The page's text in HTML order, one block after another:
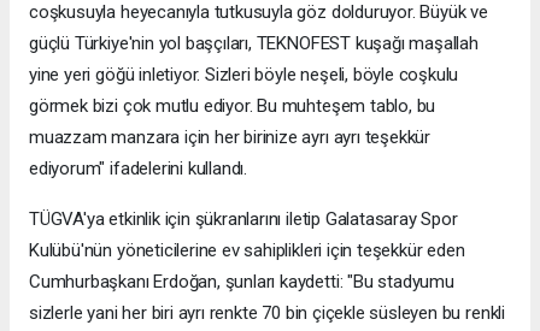
coşkusuyla heyecanıyla tutkusuyla göz dolduruyor. Büyük ve
güçlü Türkiye'nin yol başçıları, TEKNOFEST kuşağı maşallah
yine yeri göğü inletiyor. Sizleri böyle neşeli, böyle coşkulu
görmek bizi çok mutlu ediyor. Bu muhteşem tablo, bu
muazzam manzara için her birinize ayrı ayrı teşekkür
ediyorum" ifadelerini kullandı.
TÜGVA'ya etkinlik için şükranlarını iletip Galatasaray Spor
Kulübü'nün yöneticilerine ev sahiplikleri için teşekkür eden
Cumhurbaşkanı Erdoğan, şunları kaydetti: "Bu stadyumu
sizlerle yani her biri ayrı renkte 70 bin çiçekle süsleyen bu renkli